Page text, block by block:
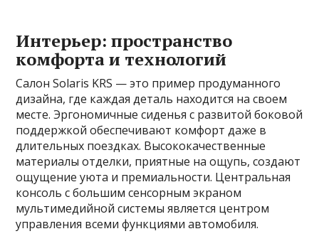
Интерьер: пространство
комфорта и технологий
Салон Solaris KRS — это пример продуманного
дизайна, где каждая деталь находится на своем
месте. Эргономичные сиденья с развитой боковой
поддержкой обеспечивают комфорт даже в
длительных поездках. Высококачественные
материалы отделки, приятные на ощупь, создают
ощущение уюта и премиальности. Центральная
консоль с большим сенсорным экраном
мультимедийной системы является центром
управления всеми функциями автомобиля.